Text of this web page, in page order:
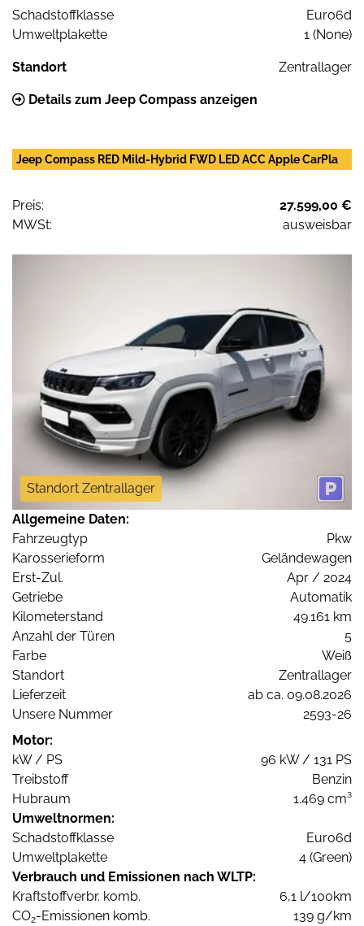
Schadstoffklasse
Euro6d
Umweltplakette
1 (None)
Standort Zentrallager
Details zum Jeep Compass anzeigen
Jeep Compass RED Mild-Hybrid FWD LED ACC Apple CarPla
Preis:
27.599,00 €
MWSt:
ausweisbar
Standort Zentrallager
Allgemeine Daten:
Fahrzeugtyp
Pkw
Karosserieform
Geländewagen
Erst-Zul.
Apr / 2024
Getriebe
Automatik
Kilometerstand
49.161 km
Anzahl der Türen
5
Farbe
Weiß
Standort
Zentrallager
Lieferzeit
ab ca. 09.08.2026
Unsere Nummer
2593-26
Motor:
kW / PS
96 kW / 131 PS
Treibstoff
Benzin
Hubraum
1.469 cm³
Umweltnormen:
Schadstoffklasse
Euro6d
Umweltplakette
4 (Green)
Verbrauch und Emissionen nach WLTP:
Kraftstoffverbr. komb.
6,1 l/100km
CO2-Emissionen komb.
139 g/km